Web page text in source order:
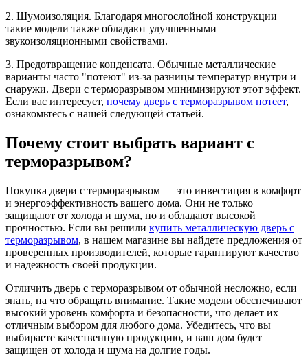
2. Шумоизоляция. Благодаря многослойной конструкции
такие модели также обладают улучшенными
звукоизоляционными свойствами.
3. Предотвращение конденсата. Обычные металлические
варианты часто "потеют" из-за разницы температур внутри и
снаружи. Двери с терморазрывом минимизируют этот эффект.
Если вас интересует, почему дверь с терморазрывом потеет,
ознакомьтесь с нашей следующей статьей.
Почему стоит выбрать вариант с
терморазрывом?
Покупка двери с терморазрывом — это инвестиция в комфорт
и энергоэффективность вашего дома. Они не только
защищают от холода и шума, но и обладают высокой
прочностью. Если вы решили купить металлическую дверь с
терморазрывом, в нашем магазине вы найдете предложения от
проверенных производителей, которые гарантируют качество
и надежность своей продукции.
Отличить дверь с терморазрывом от обычной несложно, если
знать, на что обращать внимание. Такие модели обеспечивают
высокий уровень комфорта и безопасности, что делает их
отличным выбором для любого дома. Убедитесь, что вы
выбираете качественную продукцию, и ваш дом будет
защищен от холода и шума на долгие годы.